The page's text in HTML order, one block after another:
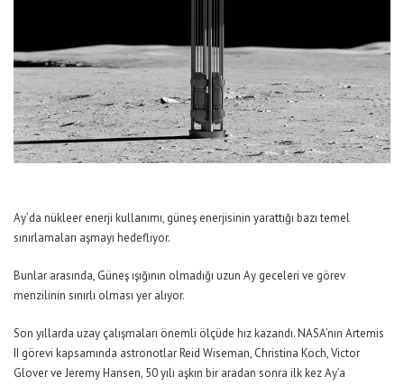
Ay’da nükleer enerji kullanımı, güneş enerjisinin yarattığı bazı temel
sınırlamaları aşmayı hedefliyor.
Bunlar arasında, Güneş ışığının olmadığı uzun Ay geceleri ve görev
menzilinin sınırlı olması yer alıyor.
Son yıllarda uzay çalışmaları önemli ölçüde hız kazandı. NASA’nın Artemis
II görevi kapsamında astronotlar Reid Wiseman, Christina Koch, Victor
Glover ve Jeremy Hansen, 50 yılı aşkın bir aradan sonra ilk kez Ay’a